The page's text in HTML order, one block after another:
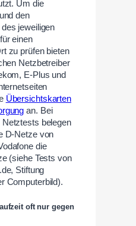
Um die
den
jeweiligen
einen
zu prüfen bieten
Netzbetreiber
E-Plus und
Übersichtskarten
an. Bei
Netztests belegen
D-Netze von
die
(siehe Tests von
Stiftung
Computerbild).
oft nur gegen